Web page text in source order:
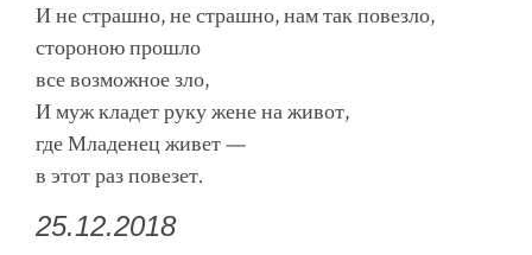
И не страшно, не страшно, нам так повезло,
стороною прошло
все возможное зло,
И муж кладет руку жене на живот,
где Младенец живет —
в этот раз повезет.
25.12.2018